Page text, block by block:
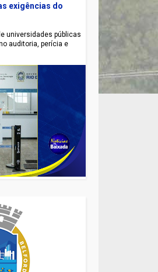
exigências do
universidades públicas
auditoria, perícia e